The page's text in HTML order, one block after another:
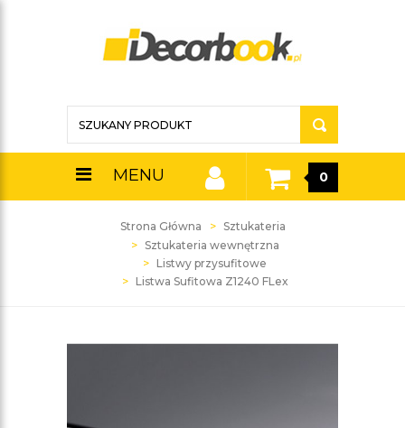
MENU 0
Strona Główna
Sztukateria
Sztukateria wewnętrzna
Listwy przysufitowe
Listwa Sufitowa Z1240 FLex